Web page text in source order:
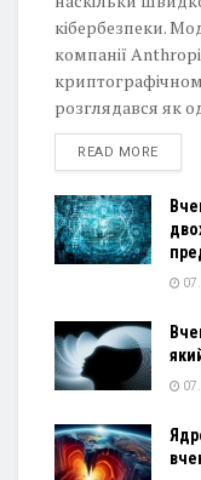
кібербезпеки.
компанії
розглядався як
READ MORE